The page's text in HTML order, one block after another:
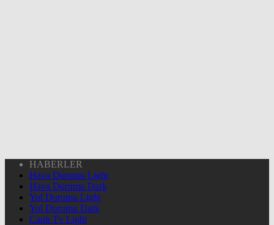
HABERLER
Hava Durumu Light
Hava Durumu Dark
Yol Durumu Light
Yol Durumu Dark
Canlı Tv Light